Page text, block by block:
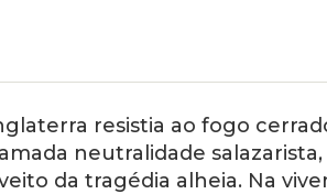
resistia ao fogo
neutralidade
da tragédia alheia. Na